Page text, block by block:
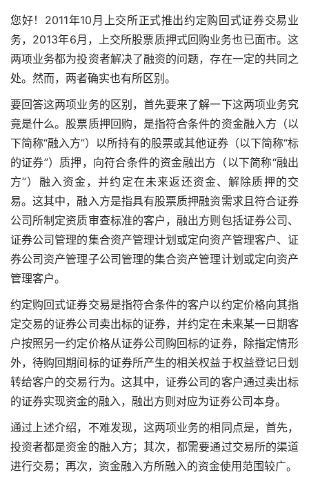
您好！2011年10月上交所正式推出约定购回式证券交易业
务，2013年6月，上交所股票质押式回购业务也已面市。这
两项业务都为投资者解决了融资的问题，存在一定的共同之
处。然而，两者确实也有所区别。
要回答这两项业务的区别，首先要来了解一下这两项业务究
竟是什么。股票质押回购，是指符合条件的资金融入方（以
下简称“融入方”）以所持有的股票或其他证券（以下简称“标
的证券”）质押，向符合条件的资金融出方（以下简称“融出
方”）融入资金，并约定在未来返还资金、解除质押的交
易。这其中，融入方是指具有股票质押融资需求且符合证券
公司所制定资质审查标准的客户，融出方则包括证券公司、
证券公司管理的集合资产管理计划或定向资产管理客户、证
券公司资产管理子公司管理的集合资产管理计划或定向资产
管理客户。
约定购回式证券交易是指符合条件的客户以约定价格向其指
定交易的证券公司卖出标的证券，并约定在未来某一日期客
户按照另一约定价格从证券公司购回标的证券，除指定情形
外，待购回期间标的证券所产生的相关权益于权益登记日划
转给客户的交易行为。这其中，证券公司的客户通过卖出标
的证券实现资金的融入，融出方则对应为证券公司本身。
通过上述介绍，不难发现，这两项业务的相同点是，首先，
投资者都是资金的融入方；其次，都需要通过交易所的渠道
进行交易；再次，资金融入方所融入的资金使用范围较广。